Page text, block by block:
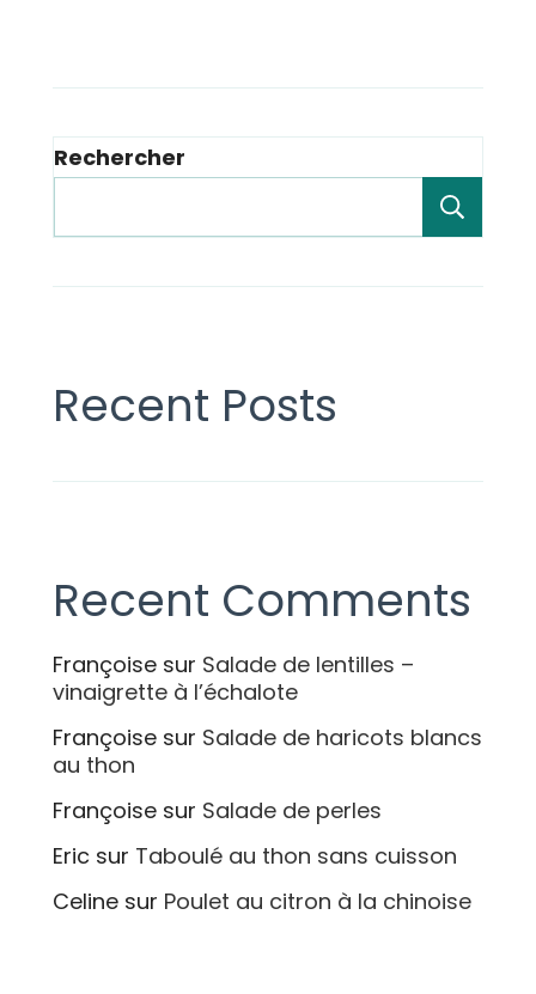
Rechercher
Recent Posts
Recent Comments
Françoise sur Salade de lentilles –
vinaigrette à l’échalote
Françoise sur Salade de haricots blancs
au thon
Françoise sur Salade de perles
Eric sur Taboulé au thon sans cuisson
Celine sur Poulet au citron à la chinoise